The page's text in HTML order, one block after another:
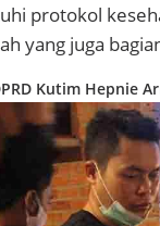
protokol
yang juga
Kutim Hepnie